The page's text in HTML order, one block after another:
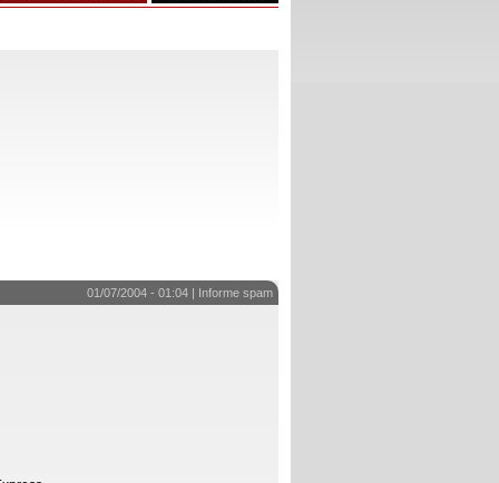
01/07/2004 - 01:04 | Informe spam